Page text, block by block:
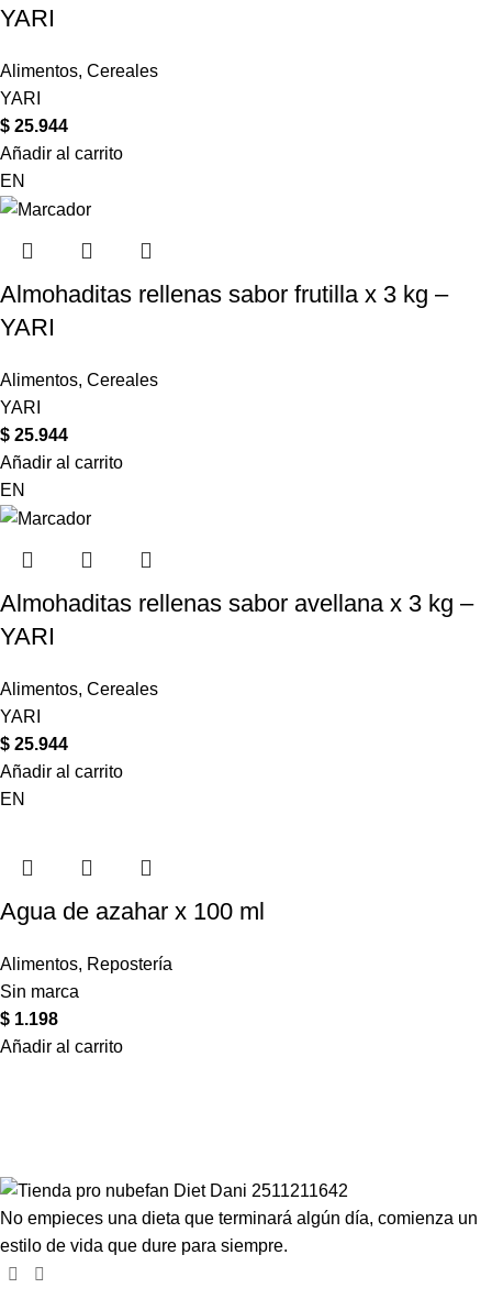
YARI
Alimentos, Cereales
YARI
$ 25.944
Añadir al carrito
EN
Almohaditas rellenas sabor frutilla x 3 kg –
YARI
Alimentos, Cereales
YARI
$ 25.944
Añadir al carrito
EN
Almohaditas rellenas sabor avellana x 3 kg –
YARI
Alimentos, Cereales
YARI
$ 25.944
Añadir al carrito
EN
Agua de azahar x 100 ml
Alimentos, Repostería
Sin marca
$ 1.198
Añadir al carrito
No empieces una dieta que terminará algún día, comienza un
estilo de vida que dure para siempre.